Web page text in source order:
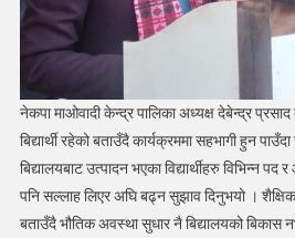
नेकपा माओवादी केन्द्र पालिका अध्यक्ष देबेन्द्र
बिद्यार्थी रहेको बताउँदै कार्यक्रममा सहभागी हुन
बिद्यालयबाट उत्पादन भएका विद्यार्थीहरु विभिन्न
पनि सल्लाह लिएर अघि बढ्न सुझाव दिनुभयो ।
बताउँदै भौतिक अवस्था सुधार नै बिद्यालयको बिकास